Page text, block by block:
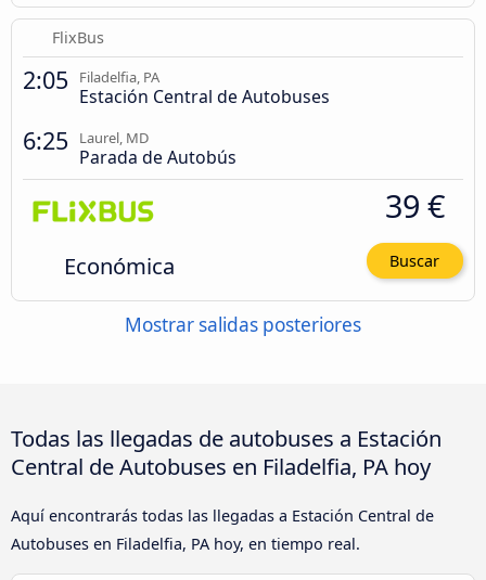
FlixBus
2:05 Filadelfia, PA
Estación Central de Autobuses
6:25 Laurel, MD
Parada de Autobús
Económica
39 €
Buscar
Mostrar salidas posteriores
Todas las llegadas de autobuses a Estación
Central de Autobuses en Filadelfia, PA hoy
Aquí encontrarás todas las llegadas a Estación Central de
Autobuses en Filadelfia, PA hoy, en tiempo real.